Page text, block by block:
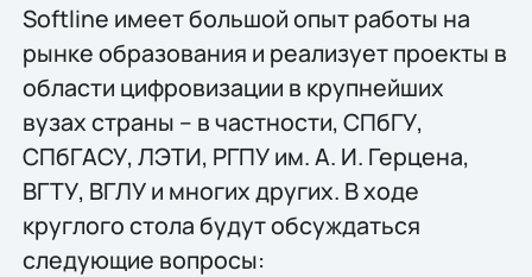
Softline имеет большой опыт работы на
рынке образования и реализует проекты в
области цифровизации в крупнейших
вузах страны – в частности, СПбГУ,
СПбГАСУ, ЛЭТИ, РГПУ им. А. И. Герцена,
ВГТУ, ВГЛУ и многих других. В ходе
круглого стола будут обсуждаться
следующие вопросы: